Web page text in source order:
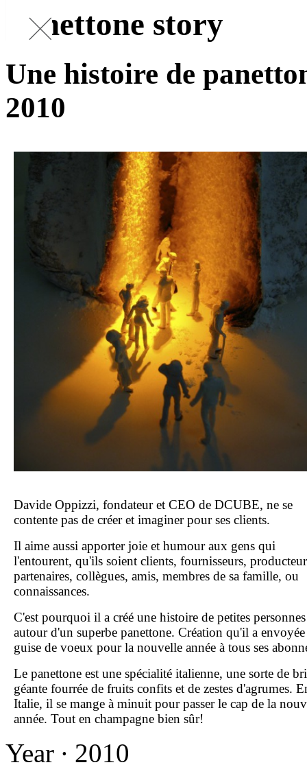
Panettone story
Une histoire de
2010
Davide Oppizzi, fondateur et CEO de DCUBE, ne se
contente pas de créer et imaginer pour ses clients.
Il aime aussi apporter joie et humour aux gens qui
l'entourent, qu'ils soient clients, fournisseurs,
partenaires, collègues, amis, membres de sa famille, ou
connaissances.
C'est pourquoi il a créé une histoire de petites personnes
autour d'un superbe panettone. Création qu'il a
guise de voeux pour la nouvelle année à tous ses
Le panettone est une spécialité italienne, une sorte de
géante fourrée de fruits confits et de zestes d'agrumes.
Italie, il se mange à minuit pour passer le cap de la
année. Tout en champagne bien sûr!
Year ∙ 2010